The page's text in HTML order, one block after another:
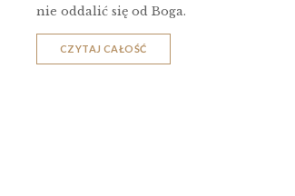
nie oddalić się od Boga.
CZYTAJ CAŁOŚĆ